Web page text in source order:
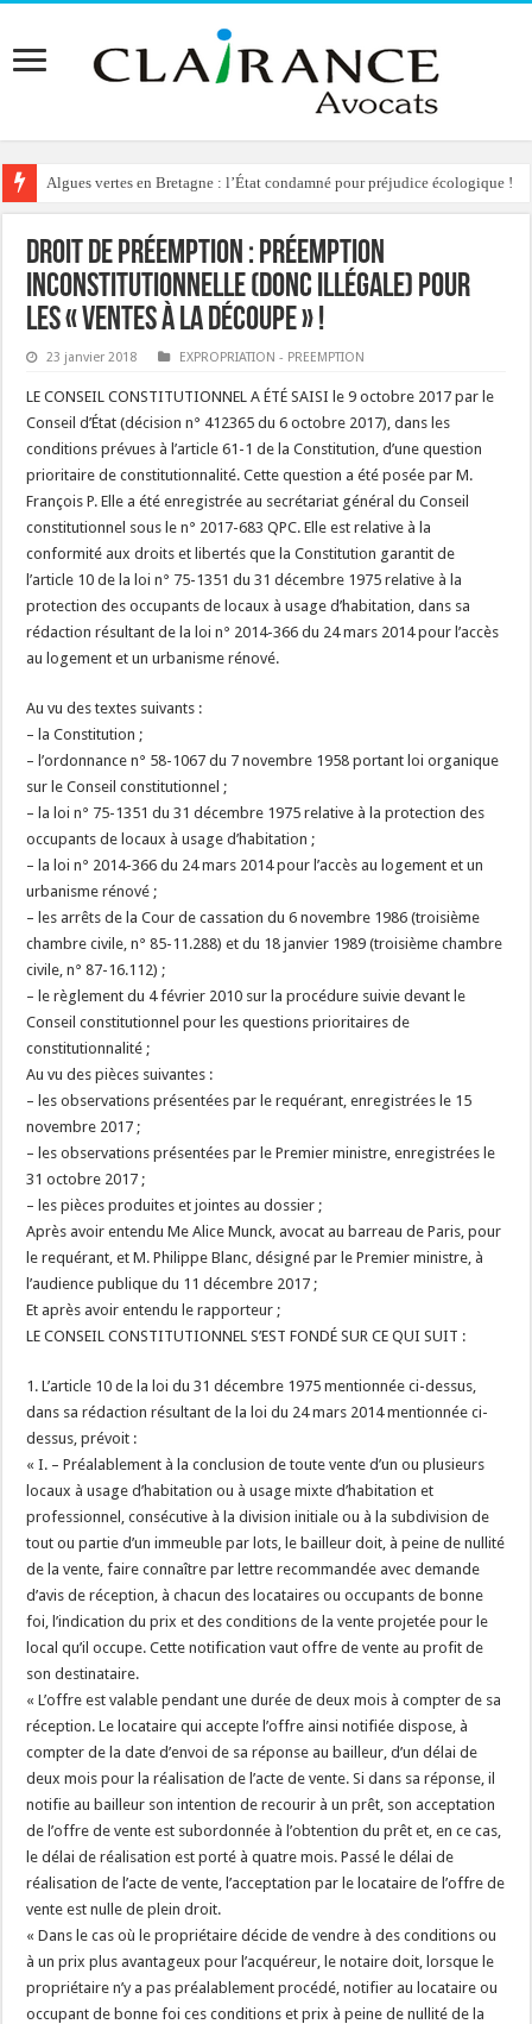
Algues vertes en Bretagne : l’État condamné pour préjudice écologique !
Reconstruction de chalets d’alpage : le préfet condamné à délivrer
Droit de préemption : préemption
inconstitutionnelle (donc illégale) pour
les « ventes à la découpe » !
23 janvier 2018 EXPROPRIATION - PREEMPTION
LE CONSEIL CONSTITUTIONNEL A ÉTÉ SAISI le 9 octobre 2017 par le
Conseil d’État (décision n° 412365 du 6 octobre 2017), dans les
conditions prévues à l’article 61-1 de la Constitution, d’une question
prioritaire de constitutionnalité. Cette question a été posée par M.
François P. Elle a été enregistrée au secrétariat général du Conseil
constitutionnel sous le n° 2017-683 QPC. Elle est relative à la
conformité aux droits et libertés que la Constitution garantit de
l’article 10 de la loi n° 75-1351 du 31 décembre 1975 relative à la
protection des occupants de locaux à usage d’habitation, dans sa
rédaction résultant de la loi n° 2014-366 du 24 mars 2014 pour l’accès
au logement et un urbanisme rénové.
Au vu des textes suivants :
– la Constitution ;
– l’ordonnance n° 58-1067 du 7 novembre 1958 portant loi organique
sur le Conseil constitutionnel ;
– la loi n° 75-1351 du 31 décembre 1975 relative à la protection des
occupants de locaux à usage d’habitation ;
– la loi n° 2014-366 du 24 mars 2014 pour l’accès au logement et un
urbanisme rénové ;
– les arrêts de la Cour de cassation du 6 novembre 1986 (troisième
chambre civile, n° 85-11.288) et du 18 janvier 1989 (troisième chambre
civile, n° 87-16.112) ;
– le règlement du 4 février 2010 sur la procédure suivie devant le
Conseil constitutionnel pour les questions prioritaires de
constitutionnalité ;
Au vu des pièces suivantes :
– les observations présentées par le requérant, enregistrées le 15
novembre 2017 ;
– les observations présentées par le Premier ministre, enregistrées le
31 octobre 2017 ;
– les pièces produites et jointes au dossier ;
Après avoir entendu Me Alice Munck, avocat au barreau de Paris, pour
le requérant, et M. Philippe Blanc, désigné par le Premier ministre, à
l’audience publique du 11 décembre 2017 ;
Et après avoir entendu le rapporteur ;
LE CONSEIL CONSTITUTIONNEL S’EST FONDÉ SUR CE QUI SUIT :
1. L’article 10 de la loi du 31 décembre 1975 mentionnée ci-dessus,
dans sa rédaction résultant de la loi du 24 mars 2014 mentionnée ci-
dessus, prévoit :
« I. – Préalablement à la conclusion de toute vente d’un ou plusieurs
locaux à usage d’habitation ou à usage mixte d’habitation et
professionnel, consécutive à la division initiale ou à la subdivision de
tout ou partie d’un immeuble par lots, le bailleur doit, à peine de nullité
de la vente, faire connaître par lettre recommandée avec demande
d’avis de réception, à chacun des locataires ou occupants de bonne
foi, l’indication du prix et des conditions de la vente projetée pour le
local qu’il occupe. Cette notification vaut offre de vente au profit de
son destinataire.
« L’offre est valable pendant une durée de deux mois à compter de sa
réception. Le locataire qui accepte l’offre ainsi notifiée dispose, à
compter de la date d’envoi de sa réponse au bailleur, d’un délai de
deux mois pour la réalisation de l’acte de vente. Si dans sa réponse, il
notifie au bailleur son intention de recourir à un prêt, son acceptation
de l’offre de vente est subordonnée à l’obtention du prêt et, en ce cas,
le délai de réalisation est porté à quatre mois. Passé le délai de
réalisation de l’acte de vente, l’acceptation par le locataire de l’offre de
vente est nulle de plein droit.
« Dans le cas où le propriétaire décide de vendre à des conditions ou
à un prix plus avantageux pour l’acquéreur, le notaire doit, lorsque le
propriétaire n’y a pas préalablement procédé, notifier au locataire ou
occupant de bonne foi ces conditions et prix à peine de nullité de la